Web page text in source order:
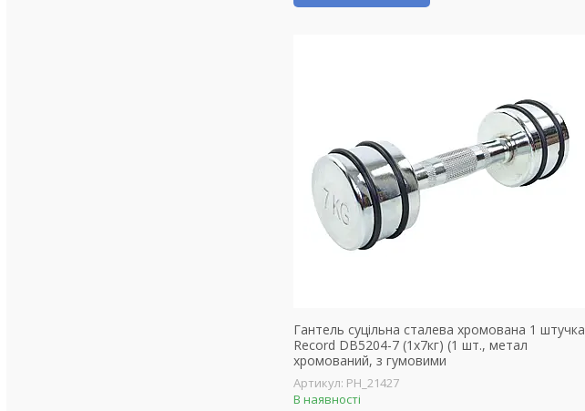
Гантель суцільна сталева хромована 1 штучка
Record DB5204-7 (1x7кг) (1 шт., метал
хромований, з гумовими
PH_21427
В наявності